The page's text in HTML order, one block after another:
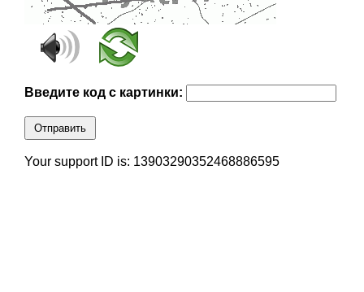
Введите код с картинки:
Отправить
Your support ID is: 13903290352468886595